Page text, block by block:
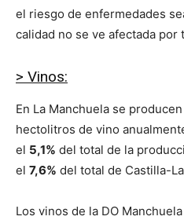
el riesgo de enfermedades
calidad no se ve afectada
> Vinos:
En La Manchuela se
hectolitros de vino
el 5,1% del total de la
el 7,6% del total de Castilla-
Los vinos de la DO